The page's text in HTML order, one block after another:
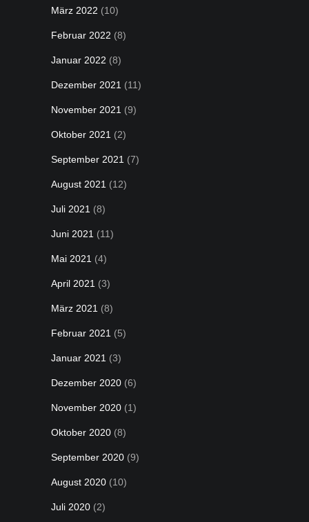
März 2022 (10)
Februar 2022 (8)
Januar 2022 (8)
Dezember 2021 (11)
November 2021 (9)
Oktober 2021 (2)
September 2021 (7)
August 2021 (12)
Juli 2021 (8)
Juni 2021 (11)
Mai 2021 (4)
April 2021 (3)
März 2021 (8)
Februar 2021 (5)
Januar 2021 (3)
Dezember 2020 (6)
November 2020 (1)
Oktober 2020 (8)
September 2020 (9)
August 2020 (10)
Juli 2020 (2)